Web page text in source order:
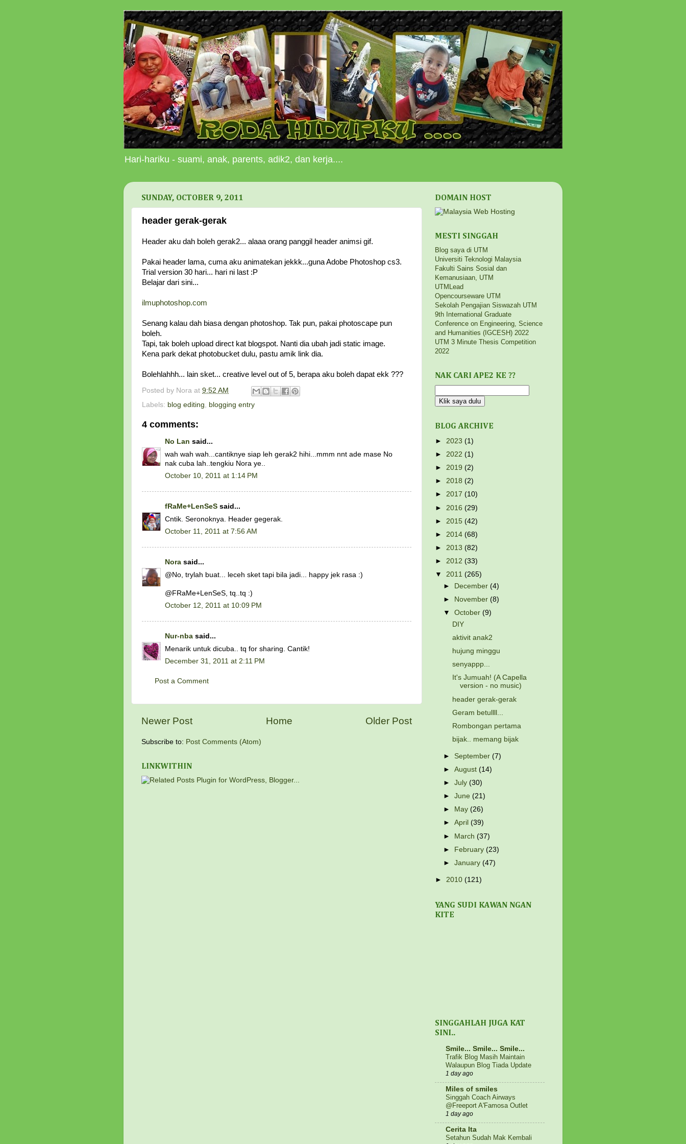
Hari-hariku - suami, anak, parents, adik2, dan kerja....
SUNDAY, OCTOBER 9, 2011
header gerak-gerak
Header aku dah boleh gerak2... alaaa orang panggil header animsi gif.
Pakai header lama, cuma aku animatekan jekkk...guna Adobe Photoshop cs3.
Trial version 30 hari... hari ni last :P
Belajar dari sini...
ilmuphotoshop.com
Senang kalau dah biasa dengan photoshop. Tak pun, pakai photoscape pun
boleh.
Tapi, tak boleh upload direct kat blogspot. Nanti dia ubah jadi static image.
Kena park dekat photobucket dulu, pastu amik link dia.
Bolehlahhh... lain sket... creative level out of 5, berapa aku boleh dapat ekk ???
Posted by Nora at 9:52 AM
Labels: blog editing, blogging entry
4 comments:
No Lan said...
wah wah wah...cantiknye siap leh gerak2 hihi...mmm nnt ade mase No
nak cuba lah..tengkiu Nora ye..
October 10, 2011 at 1:14 PM
fRaMe+LenSeS said...
Cntik. Seronoknya. Header gegerak.
October 11, 2011 at 7:56 AM
Nora said...
@No, trylah buat... leceh sket tapi bila jadi... happy jek rasa :)
@FRaMe+LenSeS, tq..tq :)
October 12, 2011 at 10:09 PM
Nur-nba said...
Menarik untuk dicuba.. tq for sharing. Cantik!
December 31, 2011 at 2:11 PM
Post a Comment
Newer Post Older Post
Home
Subscribe to: Post Comments (Atom)
LINKWITHIN
DOMAIN HOST
MESTI SINGGAH
Blog saya di UTM
Universiti Teknologi Malaysia
Fakulti Sains Sosial dan
Kemanusiaan, UTM
UTMLead
Opencourseware UTM
Sekolah Pengajian Siswazah UTM
9th International Graduate
Conference on Engineering, Science
and Humanities (IGCESH) 2022
UTM 3 Minute Thesis Competition
2022
NAK CARI APE2 KE ??
BLOG ARCHIVE
► 2023 (1)
► 2022 (1)
► 2019 (2)
► 2018 (2)
► 2017 (10)
► 2016 (29)
► 2015 (42)
► 2014 (68)
► 2013 (82)
► 2012 (33)
▼ 2011 (265)
►
December(4)
►
November(8)
▼October(9)
DIY
aktivit anak2
hujung minggu
senyappp...
It's Jumuah! (A Capella
version - no music)
header gerak-gerak
Geram betullll...
Rombongan pertama
bijak.. memang bijak
► September(7)
►August(14)
►July(30)
►June(21)
►
May(26)
►April(39)
► March(37)
► February(23)
►January(47)
► 2010 (121)
YANG SUDI KAWAN NGAN
KITE
SINGGAHLAH JUGA KAT
SINI..
Smile... Smile... Smile...
Trafik Blog Masih Maintain
Walaupun Blog Tiada Update
1 day ago
Miles of smiles
Singgah Coach Airways
@Freeport A'Famosa Outlet
1 day ago
Cerita Ita
Setahun Sudah Mak Kembali